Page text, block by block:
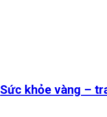
Sức khỏe vàng –